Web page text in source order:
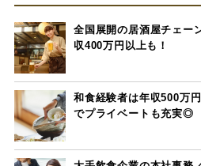
全国展開の居酒屋チェ
収400万円以上も！
和食経験者は年収500万
でプライベートも充実◎